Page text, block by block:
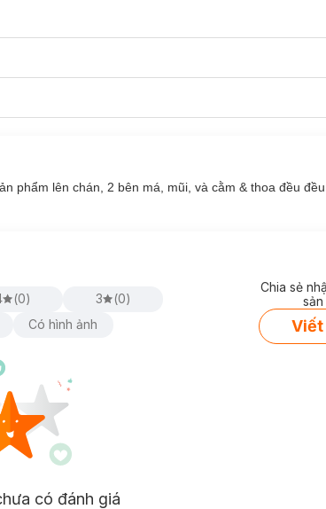
phẩm lên chán, 2 bên má, mũi, và cằm & thoa đều
(0) 3 (0)
Có hình ảnh
Chia sẻ
Viết
có đánh giá